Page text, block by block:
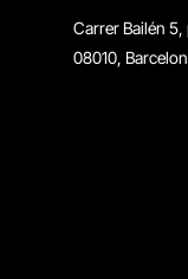
Carrer Bailén
08010,